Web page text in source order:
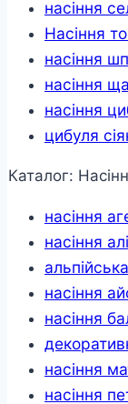
насіння
Насіння
насіння
насіння
насіння
цибуля
Каталог:
насіння
насіння
насіння
насіння
насіння
насіння